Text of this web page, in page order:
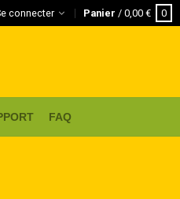
connecter Panier / 0,00 € 0
FAQ